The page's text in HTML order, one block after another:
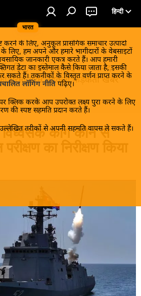
भारत
हिन्दी
करने के लिए, अनुकूल प्रासंगिक समाचार उत्पादों
के लिए, हम अपने और हमारे भागीदारों के वेबसाइटों
जानकारी एकत्र करते हैं। आप हमारी
डेटा का इस्तेमाल कैसे किया जाता है, इसकी
सकते हैं। तकनीकों के विस्तृत वर्णन प्राप्त करने के
लॉगिंग नीति पढ़िए।
क्लिक करके आप उपरोक्त लक्ष्य पुरा करने के लिए
की स्पष्ट सहमति प्रदान करते हैं।
तरीकों से अपनी सहमति वापस ले सकते हैं।
पढ़िए, जानिए और इनका आनंद
गरमा गरम तड़कती फड़कती खबरें
कांग कोन से
का निरीक्षण किया